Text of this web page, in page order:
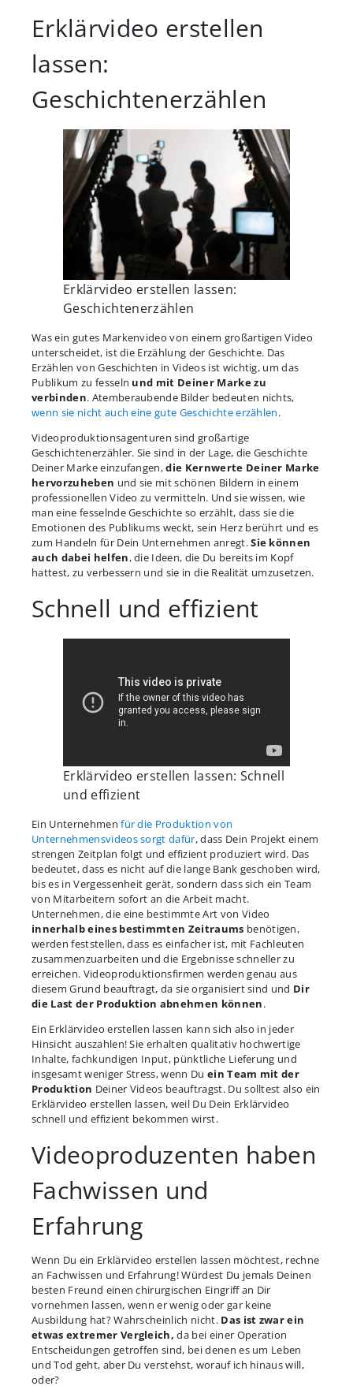
Erklärvideo erstellen
lassen:
Geschichtenerzählen
Erklärvideo erstellen lassen:
Geschichtenerzählen
Was ein gutes Markenvideo von einem großartigen Video
unterscheidet, ist die Erzählung der Geschichte. Das
Erzählen von Geschichten in Videos ist wichtig, um das
Publikum zu fesseln und mit Deiner Marke zu
verbinden. Atemberaubende Bilder bedeuten nichts,
wenn sie nicht auch eine gute Geschichte erzählen.
Videoproduktionsagenturen sind großartige
Geschichtenerzähler. Sie sind in der Lage, die Geschichte
Deiner Marke einzufangen,die Kernwerte Deiner Marke
hervorzuheben und sie mit schönen Bildern in einem
professionellen Video zu vermitteln. Und sie wissen, wie
man eine fesselnde Geschichte so erzählt, dass sie die
Emotionen des Publikums weckt, sein Herz berührt und es
zum Handeln für Dein Unternehmen anregt.Sie können
auch dabei helfen, die Ideen, die Du bereits im Kopf
hattest, zu verbessern und sie in die Realität umzusetzen.
Schnell und effizient
Erklärvideo erstellen lassen: Schnell
und effizient
Ein Unternehmenfür die Produktion von
Unternehmensvideos sorgt dafür, dass Dein Projekt einem
strengen Zeitplan folgt und effizient produziert wird. Das
bedeutet, dass es nicht auf die lange Bank geschoben wird,
bis es in Vergessenheit gerät, sondern dass sich ein Team
von Mitarbeitern sofort an die Arbeit macht.
Unternehmen, die eine bestimmte Art von Video
innerhalb eines bestimmten Zeitraums benötigen,
werden feststellen, dass es einfacher ist, mit Fachleuten
zusammenzuarbeiten und die Ergebnisse schneller zu
erreichen. Videoproduktionsfirmen werden genau aus
diesem Grund beauftragt, da sie organisiert sind und Dir
die Last der Produktion abnehmen können.
Ein Erklärvideo erstellen lassen kann sich also in jeder
Hinsicht auszahlen! Sie erhalten qualitativ hochwertige
Inhalte, fachkundigen Input, pünktliche Lieferung und
insgesamt weniger Stress, wenn Du ein Team mit der
Produktion Deiner Videos beauftragst. Du solltest also ein
Erklärvideo erstellen lassen, weil Du Dein Erklärvideo
schnell und effizient bekommen wirst.
Videoproduzenten haben
Fachwissen und
Erfahrung
Wenn Du ein Erklärvideo erstellen lassen möchtest, rechne
an Fachwissen und Erfahrung! Würdest Du jemals Deinen
besten Freund einen chirurgischen Eingriff an Dir
vornehmen lassen, wenn er wenig oder gar keine
Ausbildung hat? Wahrscheinlich nicht. Das ist zwar ein
etwas extremer Vergleich, da bei einer Operation
Entscheidungen getroffen sind, bei denen es um Leben
und Tod geht, aber Du verstehst, worauf ich hinaus will,
oder?